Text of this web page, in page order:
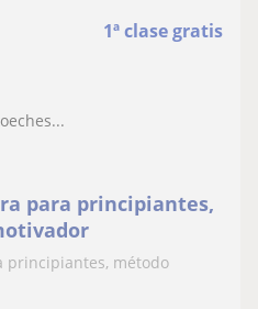
1ª clase gratis
para principiantes,
principiantes, método